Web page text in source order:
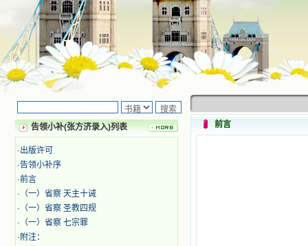
告领小补(张方济录入)列表
·出版许可
·告领小补序
·前言
· （一）省察 天主十诫
· （一）省察 圣教四规
· （一）省察 七宗罪
· 附注：
前言